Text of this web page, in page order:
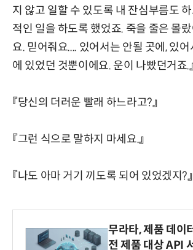
지 않고 일할 수 있도록 내 잔심부름도
적인 일을 하도록 했었죠. 죽을 줄은 몰랐
요. 믿어줘요.... 있어서는 안될 곳에, 있
에 있었던 것뿐이에요. 운이 나빴던거죠.
『당신의 더러운 빨래 하느라고?』
『그런 식으로 말하지 마세요.』
『나도 아마 거기 끼도록 되어 있었겠지?』
무라타, 제품 데이
전 제품 대상 API